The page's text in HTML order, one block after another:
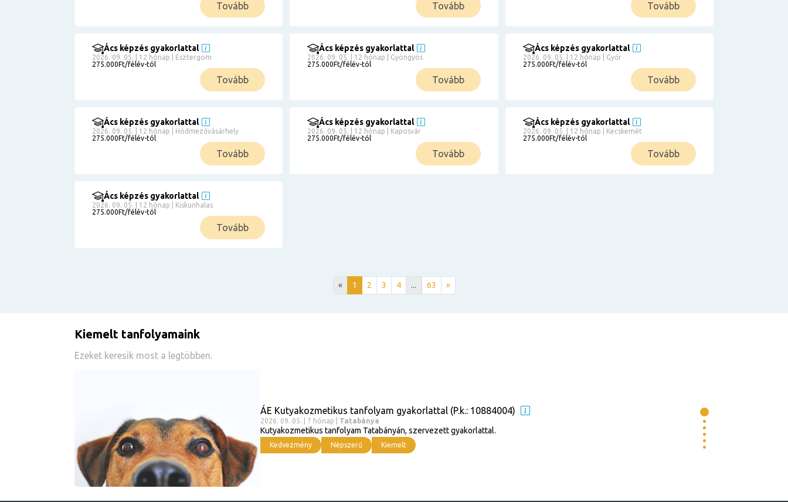
Tovább Tovább Tovább
Ács képzés gyakorlattal
2026. 09. 05. | 12 hónap | Esztergom
275.000Ft/félév-tól
Tovább
Ács képzés gyakorlattal
2026. 09. 05. | 12 hónap | Gyöngyös
275.000Ft/félév-tól
Tovább
Ács képzés gyakorlattal
2026. 09. 05. | 12 hónap | Győr
275.000Ft/félév-tól
Tovább
Ács képzés gyakorlattal
2026. 09. 05. | 12 hónap | Hódmezővásárhely
275.000Ft/félév-tól
Tovább
Ács képzés gyakorlattal
2026. 09. 05. | 12 hónap | Kaposvár
275.000Ft/félév-tól
Tovább
Ács képzés gyakorlattal
2026. 09. 05. | 12 hónap | Kecskemét
275.000Ft/félév-tól
Tovább
Ács képzés gyakorlattal
2026. 09. 05. | 12 hónap | Kiskunhalas
275.000Ft/félév-tól
Tovább
« 1 2 3 4 ... 63 »
Kiemelt tanfolyamaink
Ezeket keresik most a legtöbben.
ÁE Kutyakozmetikus tanfolyam gyakorlattal (P.k.: 10884004)
2026. 09. 05. | 7 hónap | Tatabánya
Kutyakozmetikus tanfolyam Tatabányán, szervezett gyakorlattal.
Kedvezmény Népszerű Kiemelt